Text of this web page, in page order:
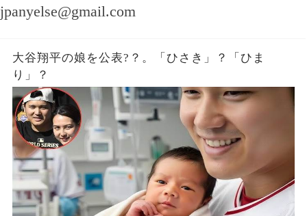
jpanyelse@gmail.com
大谷翔平の娘を公表?？。「ひさき」？「ひま
り」？